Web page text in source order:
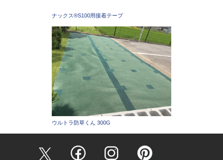
ナックス®︎S100用接着テープ
ウルトラ防草くん 300G